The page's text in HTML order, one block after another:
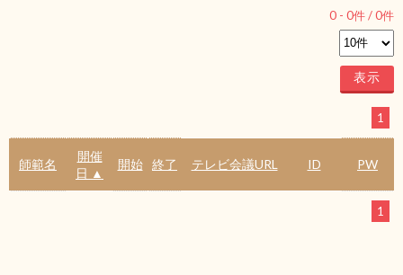
0 - 0件 /0件
1
師範名
開催
日 ▲
開始 終了 テレビ会議URL ID PW
1